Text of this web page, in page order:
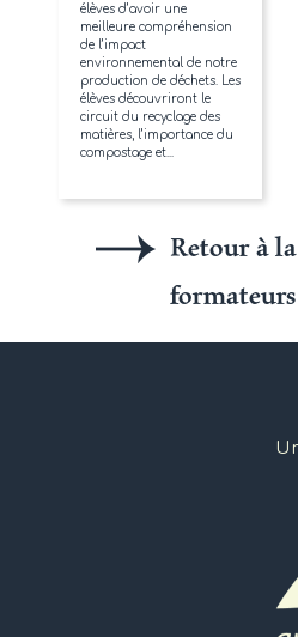
élèves d’avoir une
meilleure compréhension
de l’impact
environnemental de notre
production de déchets. Les
élèves découvriront le
circuit du recyclage des
matières, l’importance du
compostage et...
Retour à
formateurs